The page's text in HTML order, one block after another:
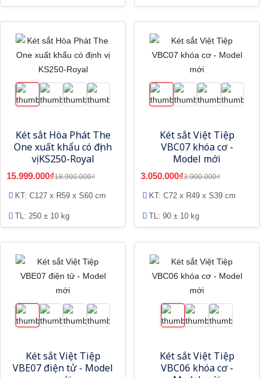
Két sắt Hòa Phát The
One xuất khẩu có định
vị KS250-Royal
15.999.000₫18.900.000₫
KT: C127 x R59 x S60 cm
TL: 250 ± 10 kg
Két sắt Việt Tiệp
VBC07 khóa cơ -
Model mới
3.050.000₫3.900.000₫
KT: C72 x R49 x S39 cm
TL: 90 ± 10 kg
Két sắt Việt Tiệp
VBE07 điện tử - Model
Két sắt Việt Tiệp
VBC06 khóa cơ -